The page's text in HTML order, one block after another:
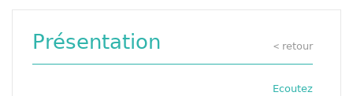
< retour
Présentation
Ecoutez